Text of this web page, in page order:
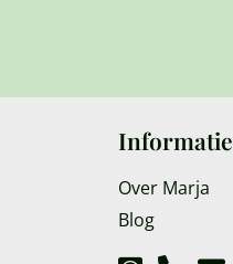
Informatie
Over Marja
Blog